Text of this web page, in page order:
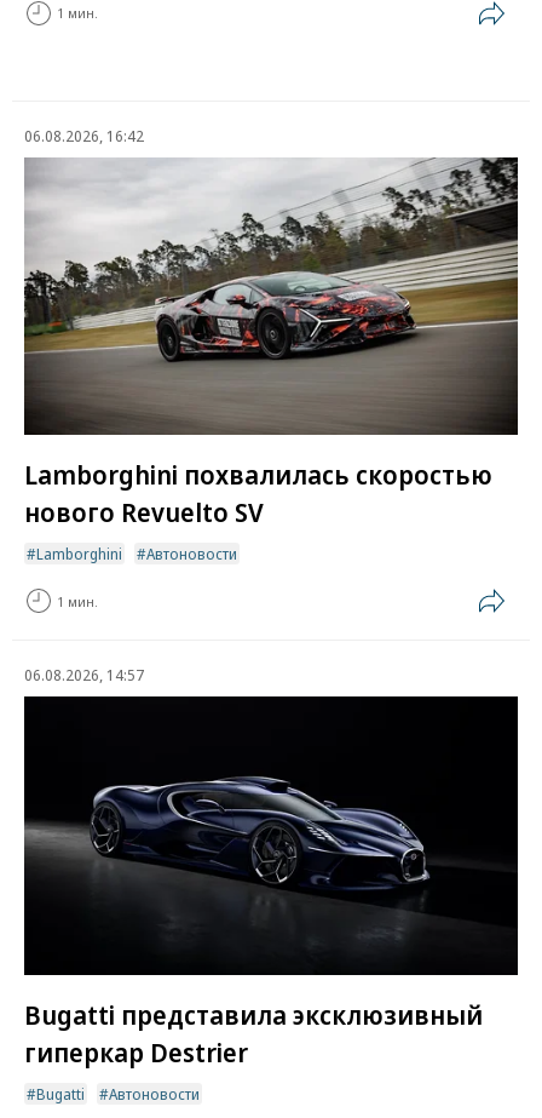
1 мин.
06.08.2026, 16:42
Lamborghini похвалилась скоростью
нового Revuelto SV
Lamborghini Автоновости
1 мин.
06.08.2026, 14:57
Bugatti представила эксклюзивный
гиперкар Destrier
Bugatti Автоновости